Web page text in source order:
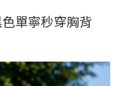
單寧秒穿胸背